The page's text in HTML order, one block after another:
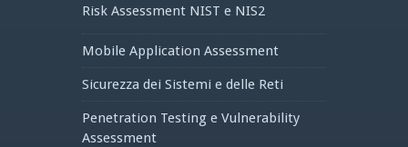
Risk Assessment NIST e NIS2
Mobile Application Assessment
Sicurezza dei Sistemi e delle Reti
Penetration Testing e Vulnerability
Assessment